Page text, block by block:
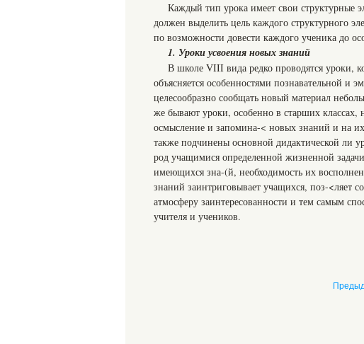
Каждый тип урока имеет свои структурные
должен выделить цель каждого структурного
по возможности довести каждого ученика до
1. Уроки усвоения новых знаний
В школе VIII вида редко проводятся уроки,
объясняется особенностями познавательной
целесообразно сообщать новый материал
же бывают уроки, особенно в старших классах,
осмысление и запомина-< новых знаний и на
также подчинены основной дидактической ли
род учащимися определенной жизненной
имеющихся зна-(й, необходимость их
знаний заинтриговывает учащихся, поз-<ляет
атмосферу заинтересованности и тем самым
учителя и учеников.